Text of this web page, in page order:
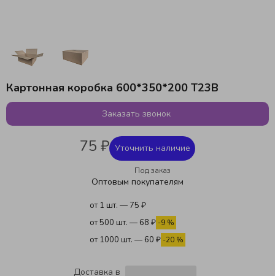
Картонная коробка 600*350*200 Т23В
Заказать звонок
75 ₽ Уточнить наличие
Под заказ
Оптовым покупателям
от 1 шт. — 75 ₽
от 500 шт. — 68 ₽ -9 %
от 1000 шт. — 60 ₽ -20 %
Доставка в